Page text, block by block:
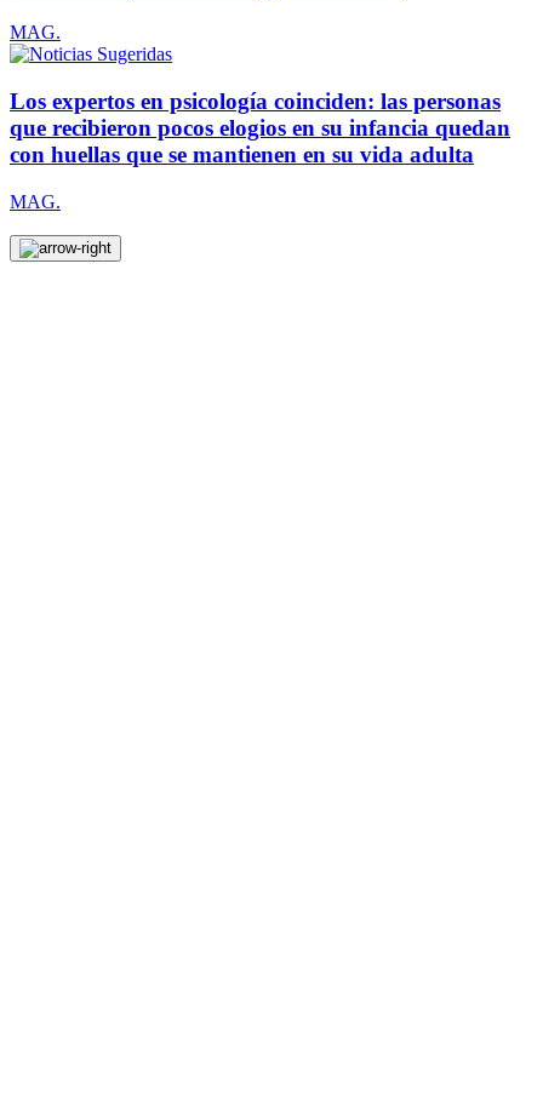
MAG.
Los expertos en psicología coinciden: las personas
que recibieron pocos elogios en su infancia quedan
con huellas que se mantienen en su vida adulta
MAG.